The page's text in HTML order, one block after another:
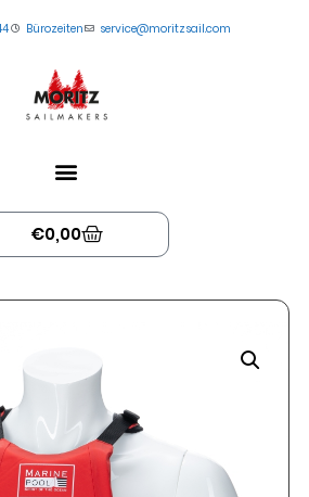
Bürozeiten service@moritzsail.com
€0,00